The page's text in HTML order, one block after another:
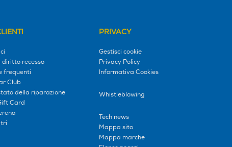
diritto recesso
frequenti
Club
della riparazione
Card
PRIVACY
Gestisci cookie
Privacy Policy
Informativa Cookies
Whistleblowing
Tech news
Mappa sito
Mappa marche